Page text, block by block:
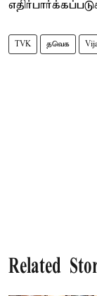
TVK தவெக
Related